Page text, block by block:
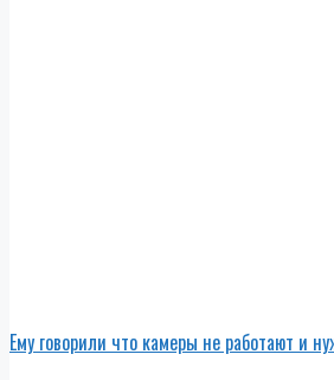
Ему говорили что камеры не работают и